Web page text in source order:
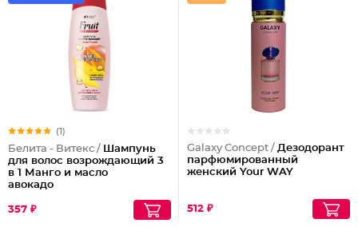
(1)
Белита - Витекс / Шампунь
для волос возрождающий 3
в 1 Манго и масло
авокадо
357 ₽
Galaxy Concept / Дезодорант
парфюмированный
женский Your WAY
512 ₽